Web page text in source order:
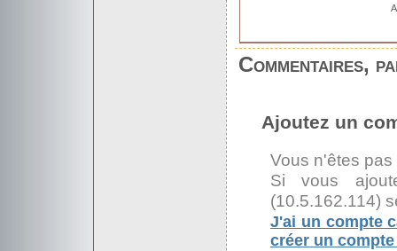
Commentaires,
Ajoutez un
Vous n'êtes
Si vous
(10.5.162.114)
J'ai un compte
créer un